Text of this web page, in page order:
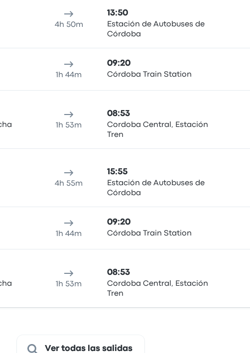
4h 50m
13:50
Estación de Autobuses de
Córdoba
1h 44m
09:20
Córdoba Train Station
1h 53m
08:53
Cordoba Central, Estación
Tren
4h 55m
15:55
Estación de Autobuses de
Córdoba
1h 44m
09:20
Córdoba Train Station
1h 53m
08:53
Cordoba Central, Estación
Tren
Ver todas las salidas